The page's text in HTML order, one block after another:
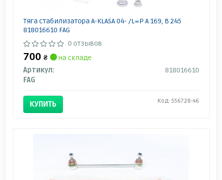
Тяга стабилизатора A-KLASA 04- /L=P A 169, B 245
818016610 FAG
0 отзывов
700 ₴
на складе
Артикул:
818016610
FAG
КУПИТЬ Код: 556728-46